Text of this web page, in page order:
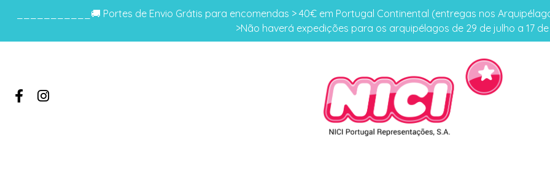
___________🚚 Portes de Envio Grátis para encomendas > 40€ em Portugal Continental (entregas nos
>Não haverá expedições para os arquipélagos de 29 de julho a 17